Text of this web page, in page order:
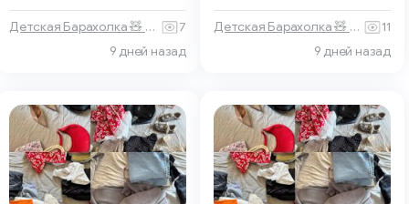
Детская Барахолка 🧸 Батуми
7
9 дней назад
Детская Барахолка 🧸 Батуми
11
9 дней назад